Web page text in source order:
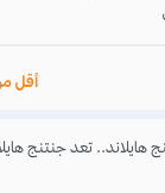
أقل من
هايلاند.. تعد جنتنج